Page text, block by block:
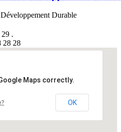
Durable
Octobre 2024
, Octobre 2014
.
28 28
Maps correctly.
OK